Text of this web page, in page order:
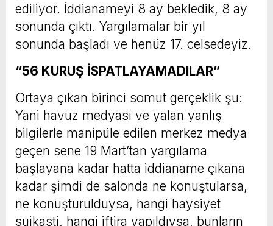
ediliyor. İddianameyi 8 ay bekledik, 8 ay
sonunda çıktı. Yargılamalar bir yıl
sonunda başladı ve henüz 17. celsedeyiz.
“56 KURUŞ İSPATLAYAMADILAR”
Ortaya çıkan birinci somut gerçeklik şu:
Yani havuz medyası ve yalan yanlış
bilgilerle manipüle edilen merkez medya
geçen sene 19 Mart’tan yargılama
başlayana kadar hatta iddianame çıkana
kadar şimdi de salonda ne konuştularsa,
ne konuşturulduysa, hangi haysiyet
suikasti, hangi iftira yapıldıysa, bunların